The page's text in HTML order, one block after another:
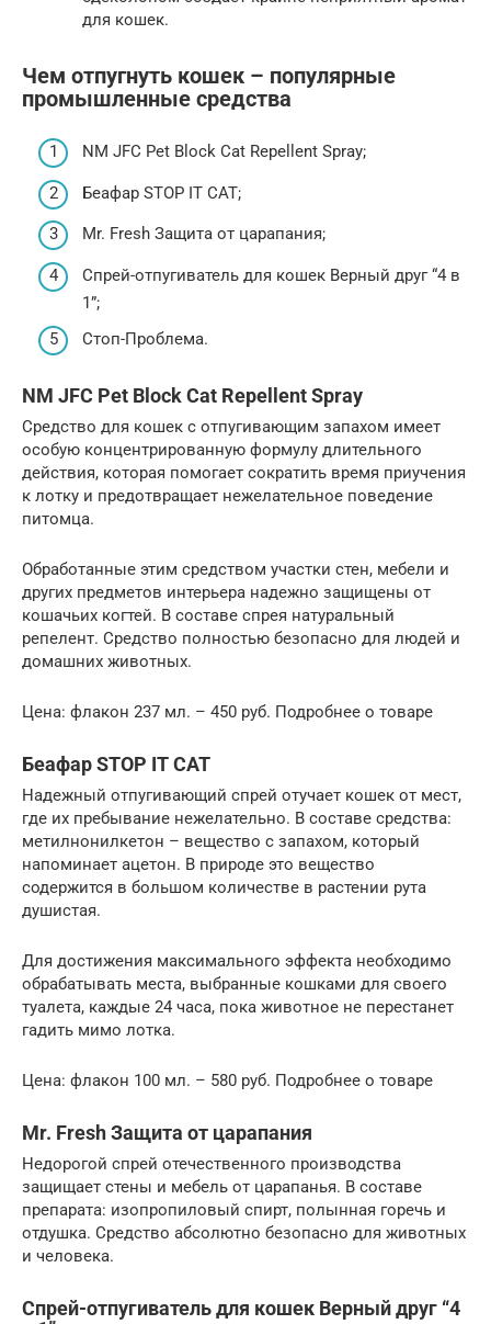
для кошек.
Чем отпугнуть кошек – популярные
промышленные средства
NM JFC Pet Block Cat Repellent Spray;
Беафар STOP IT CAT;
Mr. Fresh Защита от царапания;
Спрей-отпугиватель для кошек Верный друг “4 в
1”;
Стоп-Проблема.
NM JFC Pet Block Cat Repellent Spray
Средство для кошек с отпугивающим запахом имеет
особую концентрированную формулу длительного
действия, которая помогает сократить время приучения
к лотку и предотвращает нежелательное поведение
питомца.
Обработанные этим средством участки стен, мебели и
других предметов интерьера надежно защищены от
кошачьих когтей. В составе спрея натуральный
репелент. Средство полностью безопасно для людей и
домашних животных.
Цена: флакон 237 мл. – 450 руб. Подробнее о товаре
Беафар STOP IT CAT
Надежный отпугивающий спрей отучает кошек от мест,
где их пребывание нежелательно. В составе средства:
метилнонилкетон – вещество с запахом, который
напоминает ацетон. В природе это вещество
содержится в большом количестве в растении рута
душистая.
Для достижения максимального эффекта необходимо
обрабатывать места, выбранные кошками для своего
туалета, каждые 24 часа, пока животное не перестанет
гадить мимо лотка.
Цена: флакон 100 мл. – 580 руб. Подробнее о товаре
Mr. Fresh Защита от царапания
Недорогой спрей отечественного производства
защищает стены и мебель от царапанья. В составе
препарата: изопропиловый спирт, полынная горечь и
отдушка. Средство абсолютно безопасно для животных
и человека.
Спрей-отпугиватель для кошек Верный друг “4